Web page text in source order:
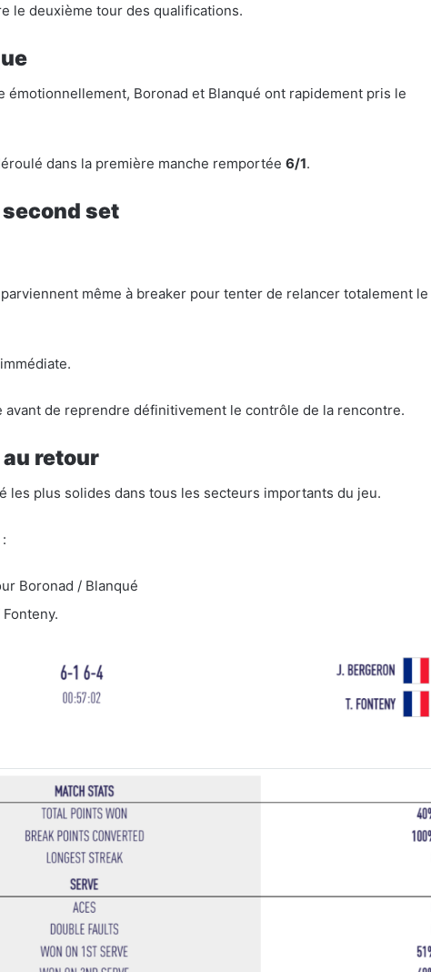
le deuxième tour des qualifications.
Boronad et Blanqué ont rapidement pris le
dans la première manche remportée 6/1.
set
même à breaker pour tenter de relancer totalement le
de reprendre définitivement le contrôle de la rencontre.
retour
les plus solides dans tous les secteurs importants du jeu.
Boronad / Blanqué